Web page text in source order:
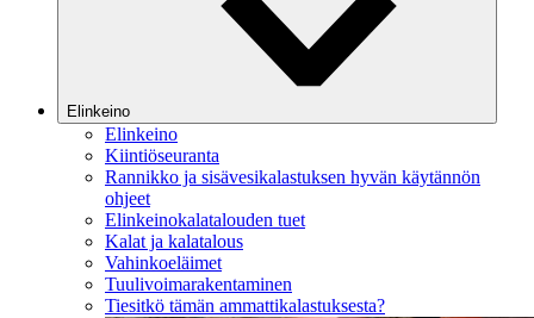
Elinkeino
Elinkeino
Kiintiöseuranta
Rannikko ja sisävesikalastuksen hyvän käytännön
ohjeet
Elinkeinokalatalouden tuet
Kalat ja kalatalous
Vahinkoeläimet
Tuulivoimarakentaminen
Tiesitkö tämän ammattikalastuksesta?